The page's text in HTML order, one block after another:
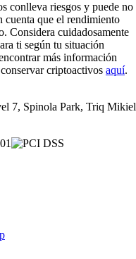
conlleva riesgos y puede no
cuenta que el rendimiento
Considera cuidadosamente
ti según tu situación
más información
criptoactivos aquí.
7, Spinola Park, Triq Mikiel